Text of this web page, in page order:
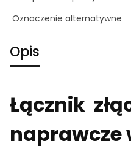
Oznaczenie alternatywne
Opis
Łącznik
naprawcze